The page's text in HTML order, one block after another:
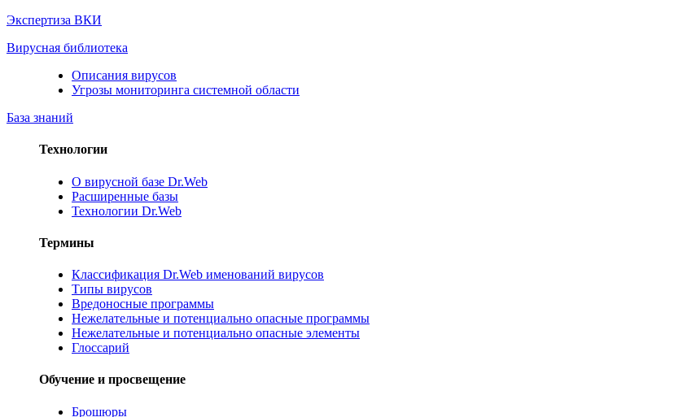
Экспертиза ВКИ
Вирусная библиотека
Описания вирусов
Угрозы мониторинга системной области
База знаний
Технологии
О вирусной базе Dr.Web
Расширенные базы
Технологии Dr.Web
Термины
Классификация Dr.Web именований вирусов
Типы вирусов
Вредоносные программы
Нежелательные и потенциально опасные программы
Нежелательные и потенциально опасные элементы
Глоссарий
Обучение и просвещение
Брошюры